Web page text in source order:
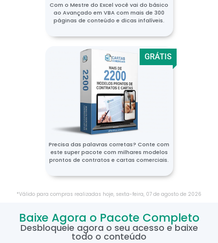
Com o Mestre do Excel você vai do básico
ao Avançado em VBA com mais de 300
páginas de conteúdo e dicas infalíveis.
GRÁTIS
Precisa das palavras corretas? Conte com
este super pacote com milhares modelos
prontos de contratos e cartas comerciais.
*Válido para compras realizadas hoje, sexta-feira, 07 de agosto de 2026
Baixe Agora o Pacote Completo
Desbloqueie agora o seu acesso e baixe
todo o conteúdo